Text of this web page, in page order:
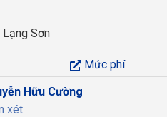
Lạng Sơn
Mức phí
Hữu Cường
xét